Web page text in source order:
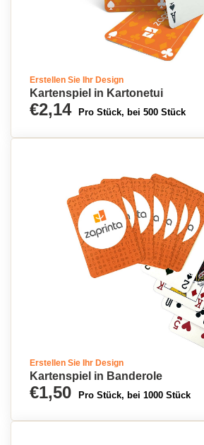
Erstellen Sie Ihr Design
Kartenspiel in Kartonetui
€2,14 Pro Stück, bei 500 Stück
Erstellen Sie Ihr Design
Kartenspiel in Banderole
€1,50 Pro Stück, bei 1000 Stück